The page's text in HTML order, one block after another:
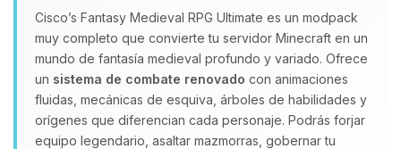
Cisco’s Fantasy Medieval RPG Ultimate es un modpack
muy completo que convierte tu servidor Minecraft en un
mundo de fantasía medieval profundo y variado. Ofrece
un sistema de combate renovado con animaciones
fluidas, mecánicas de esquiva, árboles de habilidades y
orígenes que diferencian cada personaje. Podrás forjar
equipo legendario, asaltar mazmorras, gobernar tu